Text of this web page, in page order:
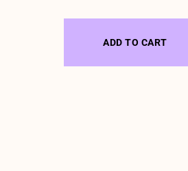
ADD TO CART